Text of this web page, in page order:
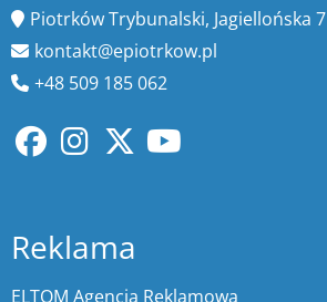
Piotrków Trybunalski, Jagiellońska 7
kontakt@epiotrkow.pl
+48 509 185 062
Reklama
ELTOM Agencja Reklamowa